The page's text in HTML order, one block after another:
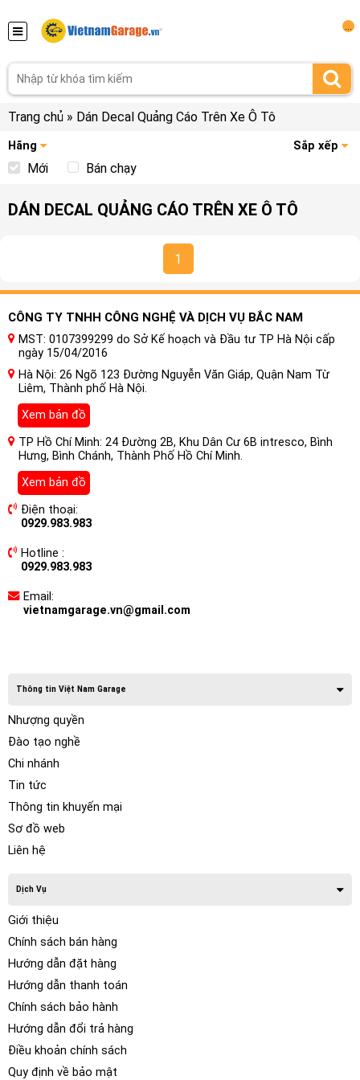
Trang chủ » Dán Decal Quảng Cáo Trên Xe Ô Tô
Hãng Sắp xếp
Mới Bán chạy
DÁN DECAL QUẢNG CÁO TRÊN XE Ô TÔ
1
CÔNG TY TNHH CÔNG NGHỆ VÀ DỊCH VỤ BẮC NAM
MST: 0107399299 do Sở Kế hoạch và Đầu tư TP Hà Nội cấp
ngày 15/04/2016
Hà Nội: 26 Ngõ 123 Đường Nguyễn Văn Giáp, Quận Nam Từ
Liêm, Thành phố Hà Nội.
Xem bản đồ
TP Hồ Chí Minh: 24 Đường 2B, Khu Dân Cư 6B intresco, Bình
Hưng, Bình Chánh, Thành Phố Hồ Chí Minh.
Xem bản đồ
Điện thoại:
0929.983.983
Hotline :
0929.983.983
Email:
vietnamgarage.vn@gmail.com
Thông tin Việt Nam Garage
Nhượng quyền
Đào tạo nghề
Chi nhánh
Tin tức
Thông tin khuyến mại
Sơ đồ web
Liên hệ
Dịch Vụ
Giới thiệu
Chính sách bán hàng
Hướng dẫn đặt hàng
Hướng dẫn thanh toán
Chính sách bảo hành
Hướng dẫn đổi trả hàng
Điều khoản chính sách
Quy định về bảo mật